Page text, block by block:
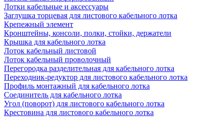
Лотки кабельные и аксессуары
Заглушка торцевая для листового кабельного лотка
Крепежный элемент
Кронштейны, консоли, полки, стойки, держатели
Крышка для кабельного лотка
Лоток кабельный листовой
Лоток кабельный проволочный
Перегородка разделительная для кабельного лотка
Переходник-редуктор для листового кабельного лотка
Профиль монтажный для кабельного лотка
Соединитель для кабельного лотка
Угол (поворот) для листового кабельного лотка
Крестовина для листового кабельного лотка